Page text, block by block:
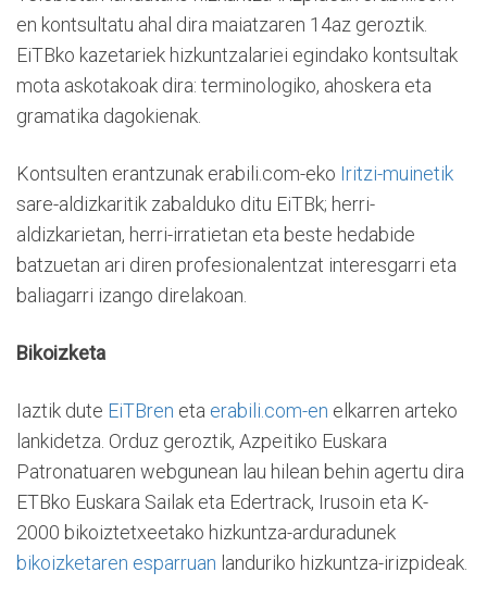
en kontsultatu ahal dira maiatzaren 14az geroztik.
EiTBko kazetariek hizkuntzalariei egindako kontsultak
mota askotakoak dira: terminologiko, ahoskera eta
gramatika dagokienak.
Kontsulten erantzunak erabili.com-eko Iritzi-muinetik
sare-aldizkaritik zabalduko ditu EiTBk; herri-
aldizkarietan, herri-irratietan eta beste hedabide
batzuetan ari diren profesionalentzat interesgarri eta
baliagarri izango direlakoan.
Bikoizketa
Iaztik dute EiTBren eta erabili.com-en elkarren arteko
lankidetza. Orduz geroztik, Azpeitiko Euskara
Patronatuaren webgunean lau hilean behin agertu dira
ETBko Euskara Sailak eta Edertrack, Irusoin eta K-
2000 bikoiztetxeetako hizkuntza-arduradunek
bikoizketaren esparruan landuriko hizkuntza-irizpideak.